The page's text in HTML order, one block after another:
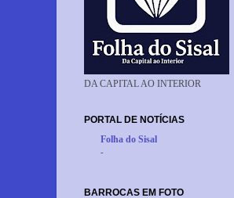
DA CAPITAL AO INTERIOR
PORTAL DE NOTÍCIAS
Folha do Sisal
-
BARROCAS EM FOTO